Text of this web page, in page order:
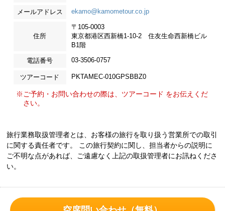
メールアドレス ekamo@kamometour.co.jp
住所
〒105-0003
東京都港区西新橋1-10-2 住友生命西新橋ビル
B1階
電話番号 03-3506-0757
ツアーコード PKTAMEC-010GPSBBZ0
※ご予約・お問い合わせの際は、ツアーコード をお伝えくだ
さい。
旅行業務取扱管理者とは、お客様の旅行を取り扱う営業所での取引
に関する責任者です。 この旅行契約に関し、担当者からの説明に
ご不明な点があれば、ご遠慮なく上記の取扱管理者にお訊ねくださ
い。